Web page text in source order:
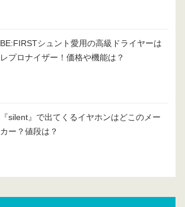
BE:FIRSTシュント愛用の高級ドライヤーは
レプロナイザー！価格や機能は？
『silent』で出てくるイヤホンはどこのメー
カー？値段は？